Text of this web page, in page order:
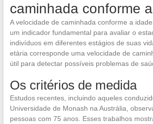
caminhada conforme
A velocidade de caminhada conforme a
um indicador fundamental para avaliar o
indivíduos em diferentes estágios de suas
etária corresponde uma velocidade de
útil para detectar possíveis problemas de
Os critérios de medida
Estudos recentes, incluindo aqueles
Universidade de Monash na Austrália,
pessoas com 75 anos. Esses trabalhos